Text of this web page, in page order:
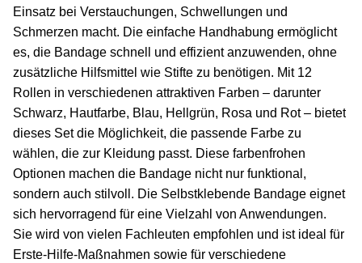
Einsatz bei Verstauchungen, Schwellungen und
Schmerzen macht. Die einfache Handhabung ermöglicht
es, die Bandage schnell und effizient anzuwenden, ohne
zusätzliche Hilfsmittel wie Stifte zu benötigen. Mit 12
Rollen in verschiedenen attraktiven Farben – darunter
Schwarz, Hautfarbe, Blau, Hellgrün, Rosa und Rot – bietet
dieses Set die Möglichkeit, die passende Farbe zu
wählen, die zur Kleidung passt. Diese farbenfrohen
Optionen machen die Bandage nicht nur funktional,
sondern auch stilvoll. Die Selbstklebende Bandage eignet
sich hervorragend für eine Vielzahl von Anwendungen.
Sie wird von vielen Fachleuten empfohlen und ist ideal für
Erste-Hilfe-Maßnahmen sowie für verschiedene